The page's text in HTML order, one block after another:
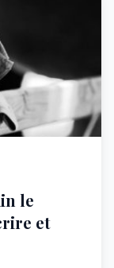
le
et